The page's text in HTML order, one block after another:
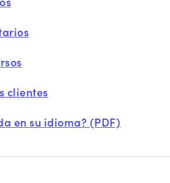
clientes
en su idioma? (PDF)